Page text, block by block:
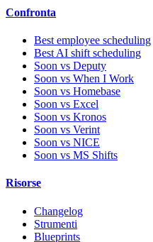
Confronta
Best employee scheduling
Best AI shift scheduling
Soon vs Deputy
Soon vs When I Work
Soon vs Homebase
Soon vs Excel
Soon vs Kronos
Soon vs Verint
Soon vs NICE
Soon vs MS Shifts
Risorse
Changelog
Strumenti
Blueprints